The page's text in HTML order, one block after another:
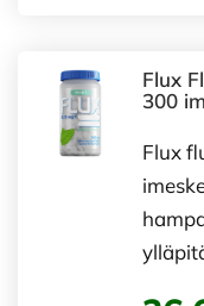
Flux
300
Flux